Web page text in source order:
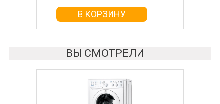
В КОРЗИНУ
В КОРЗИНУ
ВЫ СМОТРЕЛИ